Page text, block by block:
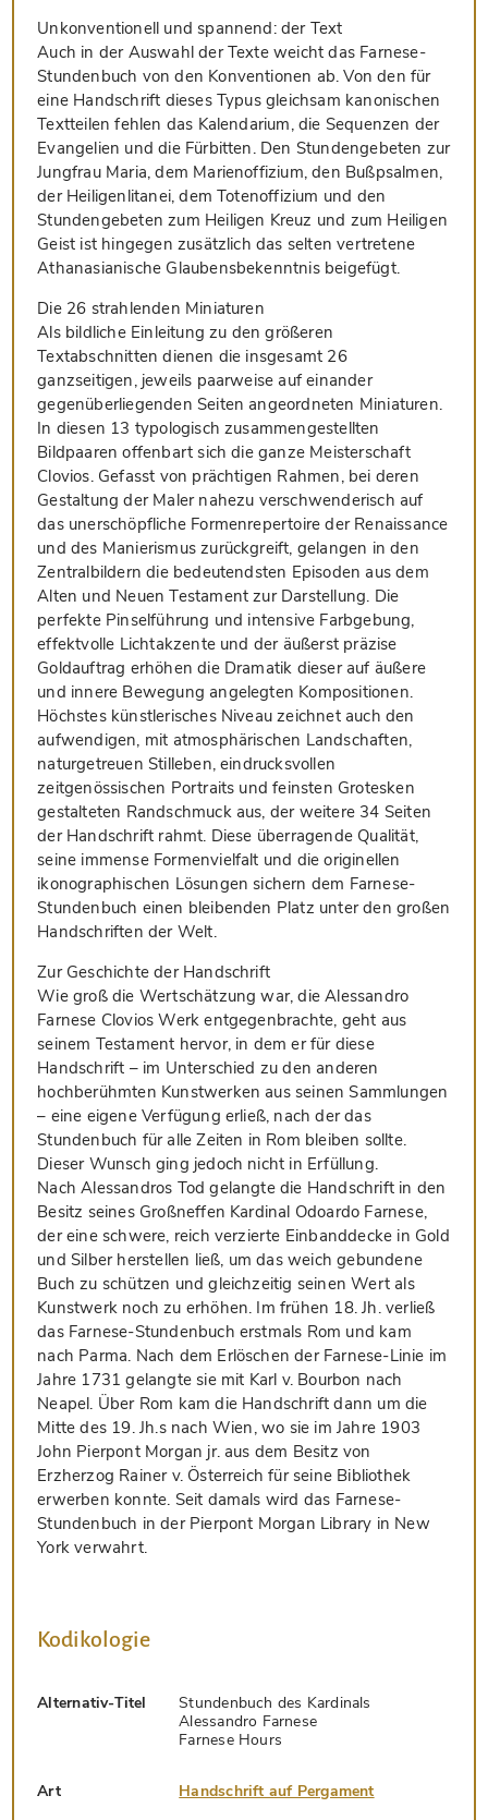
Unkonventionell und spannend: der Text
Auch in der Auswahl der Texte weicht das Farnese-
Stundenbuch von den Konventionen ab. Von den für
eine Handschrift dieses Typus gleichsam kanonischen
Textteilen fehlen das Kalendarium, die Sequenzen der
Evangelien und die Fürbitten. Den Stundengebeten zur
Jungfrau Maria, dem Marienoffizium, den Bußpsalmen,
der Heiligenlitanei, dem Totenoffizium und den
Stundengebeten zum Heiligen Kreuz und zum Heiligen
Geist ist hingegen zusätzlich das selten vertretene
Athanasianische Glaubensbekenntnis beigefügt.
Die 26 strahlenden Miniaturen
Als bildliche Einleitung zu den größeren
Textabschnitten dienen die insgesamt 26
ganzseitigen, jeweils paarweise auf einander
gegenüberliegenden Seiten angeordneten Miniaturen.
In diesen 13 typologisch zusammengestellten
Bildpaaren offenbart sich die ganze Meisterschaft
Clovios. Gefasst von prächtigen Rahmen, bei deren
Gestaltung der Maler nahezu verschwenderisch auf
das unerschöpfliche Formenrepertoire der Renaissance
und des Manierismus zurückgreift, gelangen in den
Zentralbildern die bedeutendsten Episoden aus dem
Alten und Neuen Testament zur Darstellung. Die
perfekte Pinselführung und intensive Farbgebung,
effektvolle Lichtakzente und der äußerst präzise
Goldauftrag erhöhen die Dramatik dieser auf äußere
und innere Bewegung angelegten Kompositionen.
Höchstes künstlerisches Niveau zeichnet auch den
aufwendigen, mit atmosphärischen Landschaften,
naturgetreuen Stilleben, eindrucksvollen
zeitgenössischen Portraits und feinsten Grotesken
gestalteten Randschmuck aus, der weitere 34 Seiten
der Handschrift rahmt. Diese überragende Qualität,
seine immense Formenvielfalt und die originellen
ikonographischen Lösungen sichern dem Farnese-
Stundenbuch einen bleibenden Platz unter den großen
Handschriften der Welt.
Zur Geschichte der Handschrift
Wie groß die Wertschätzung war, die Alessandro
Farnese Clovios Werk entgegenbrachte, geht aus
seinem Testament hervor, in dem er für diese
Handschrift – im Unterschied zu den anderen
hochberühmten Kunstwerken aus seinen Sammlungen
– eine eigene Verfügung erließ, nach der das
Stundenbuch für alle Zeiten in Rom bleiben sollte.
Dieser Wunsch ging jedoch nicht in Erfüllung.
Nach Alessandros Tod gelangte die Handschrift in den
Besitz seines Großneffen Kardinal Odoardo Farnese,
der eine schwere, reich verzierte Einbanddecke in Gold
und Silber herstellen ließ, um das weich gebundene
Buch zu schützen und gleichzeitig seinen Wert als
Kunstwerk noch zu erhöhen. Im frühen 18. Jh. verließ
das Farnese-Stundenbuch erstmals Rom und kam
nach Parma. Nach dem Erlöschen der Farnese-Linie im
Jahre 1731 gelangte sie mit Karl v. Bourbon nach
Neapel. Über Rom kam die Handschrift dann um die
Mitte des 19. Jh.s nach Wien, wo sie im Jahre 1903
John Pierpont Morgan jr. aus dem Besitz von
Erzherzog Rainer v. Österreich für seine Bibliothek
erwerben konnte. Seit damals wird das Farnese-
Stundenbuch in der Pierpont Morgan Library in New
York verwahrt.
Kodikologie
Alternativ-Titel
Stundenbuch des Kardinals
Alessandro Farnese
Farnese Hours
Art Handschrift auf Pergament